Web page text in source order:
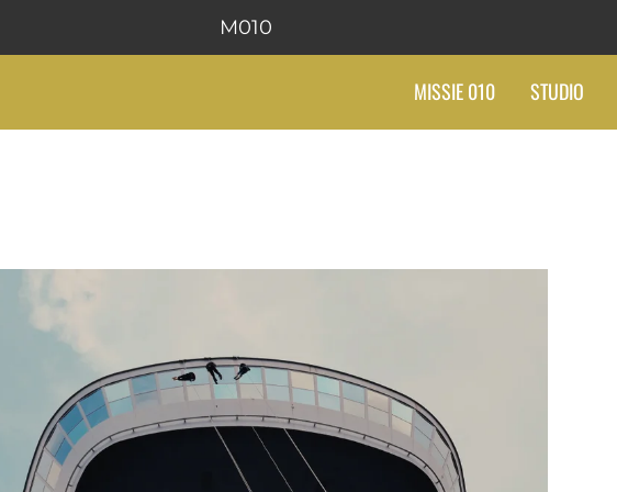
M010
MISSIE 010 STUDIO